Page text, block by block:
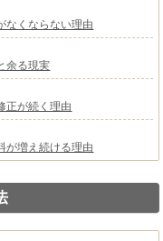
なくならない理由
余る現実
正が続く理由
が増え続ける理由